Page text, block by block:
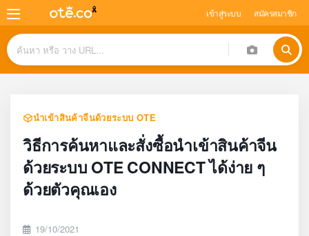
เข้าสู่ระบบ สมัครสมาชิก
นำเข้าสินค้าจีนด้วยระบบ OTE
วิธีการค้นหาและสั่งซื้อนำเข้าสินค้าจีน
ด้วยระบบ OTE CONNECT ได้ง่าย ๆ
ด้วยตัวคุณเอง
19/10/2021